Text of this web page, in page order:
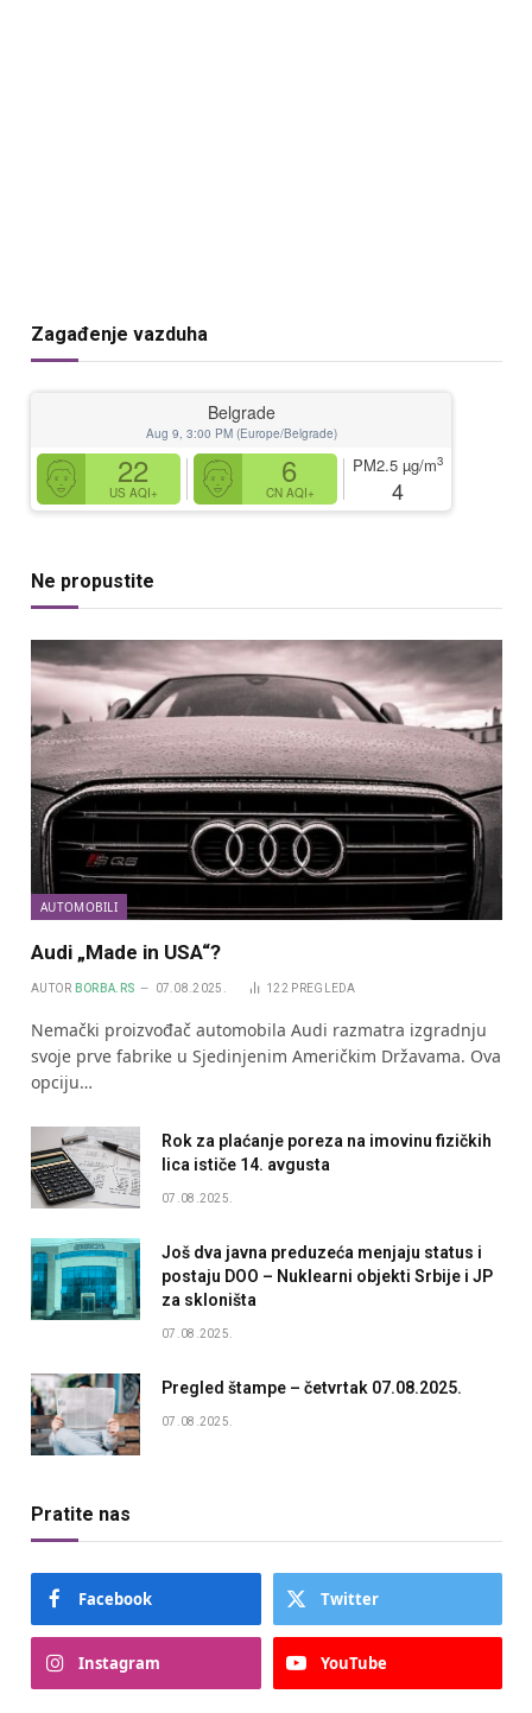
Zagađenje vazduha
Belgrade
Aug 9, 3:00 PM (Europe/Belgrade)
22
US AQI+
6
CN AQI+
PM2.5 µg/m3
4
Ne propustite
AUTOMOBILI
Audi „Made in USA“?
AUTOR BORBA.RS 07.08.2025. 122 PREGLEDA
Nemački proizvođač automobila Audi razmatra izgradnju
svoje prve fabrike u Sjedinjenim Američkim Državama. Ova
opciju…
Rok za plaćanje poreza na imovinu fizičkih
lica ističe 14. avgusta
07.08.2025.
Još dva javna preduzeća menjaju status i
postaju DOO – Nuklearni objekti Srbije i JP
za skloništa
07.08.2025.
Pregled štampe – četvrtak 07.08.2025.
07.08.2025.
Pratite nas
Facebook Twitter
Instagram YouTube